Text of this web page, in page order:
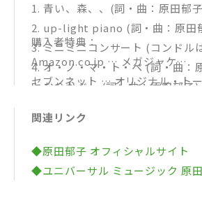
1. 青い、森、、(詞・曲：原田郁
2. up-light piano (詞・曲：原田
3. ミニミニコンサート (コンドル
4. オ・ノ・マ・ト・ペ (詞・曲：
5. むりかぶし (詞・曲：原田郁子)
7. my room (曲：原田郁子)
8. いまここ (詞：谷川俊太郎 曲
購入者特典：
Amazon.co.jp … メガジャケ
セブンネット … オリジナル・ト
UNIVERSAL MUSIC STORE … 直
全国主要CDショップ、オンラ
トカード
関連リンク
◆原田郁子 オフィシャルサイト
◆ユニバーサル ミュージック 原